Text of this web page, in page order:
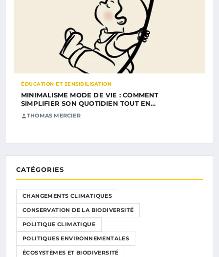
ÉDUCATION ET SENSIBILISATION
MINIMALISME MODE DE VIE : COMMENT
SIMPLIFIER SON QUOTIDIEN TOUT EN…
THOMAS MERCIER
CATÉGORIES
CHANGEMENTS CLIMATIQUES
CONSERVATION DE LA BIODIVERSITÉ
POLITIQUE CLIMATIQUE
POLITIQUES ENVIRONNEMENTALES
ÉCOSYSTÈMES ET BIODIVERSITÉ